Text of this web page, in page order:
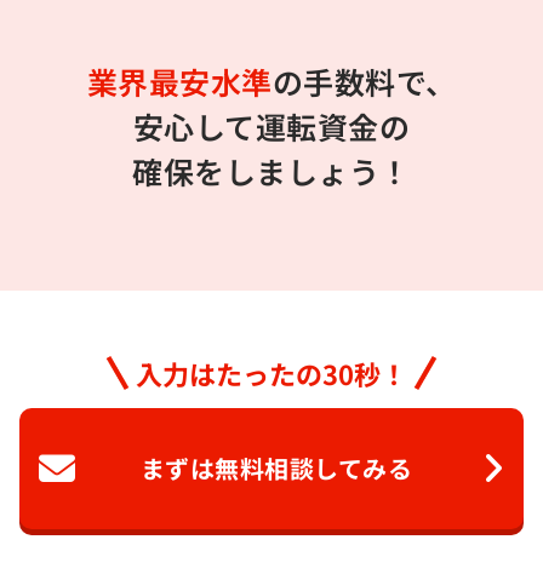
業界最安水準の手数料で、
安心して運転資金の
確保をしましょう！
入力はたったの30秒！
まずは無料相談してみる